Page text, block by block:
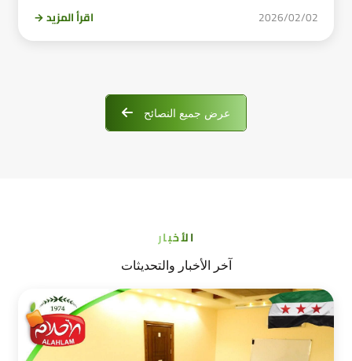
2026/02/02 اقرأ المزيد →
عرض جميع النصائح
الأخبار
آخر الأخبار والتحديثات